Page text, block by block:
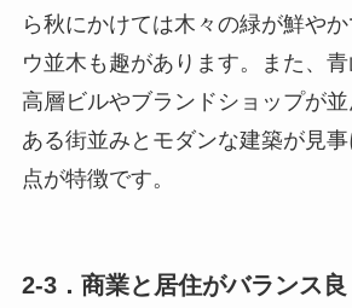
ら秋にかけては木々の緑が鮮や
ウ並木も趣があります。また、
高層ビルやブランドショップが
ある街並みとモダンな建築が見
点が特徴です。
2-3．商業と居住がバランス